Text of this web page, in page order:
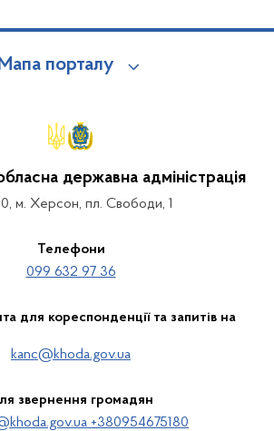
порталу
державна адміністрація
м. Херсон, пл. Свободи, 1
Телефони
099 632 97 36
для кореспонденції та запитів на
kanc@khoda.gov.ua
звернення громадян
+380954675180